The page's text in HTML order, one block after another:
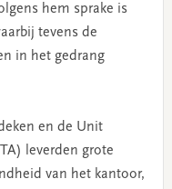
hem sprake is
tevens de
in het gedrang
en de Unit
leverden grote
van het kantoor,